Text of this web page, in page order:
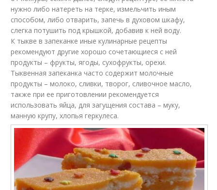
нужно либо натереть на терке, измельчить иным
способом, либо отварить, запечь в духовом шкафу,
слегка потушить под крышкой, добавив к ней воду.
К тыкве в запеканке иные кулинарные рецепты
рекомендуют другие хорошо сочетающиеся с ней
продукты – фрукты, ягоды, сухофрукты, орехи.
Тыквенная запеканка часто содержит молочные
продукты – молоко, сливки, творог, сливочное масло,
также при ее приготовлении рекомендуется
использовать яйца, для загущения состава – муку,
манную крупу, хлопья геркулеса.